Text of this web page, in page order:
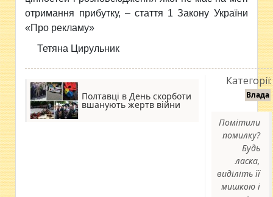
отримання прибутку, – стаття 1 Закону України
«Про рекламу»
Тетяна Цирульник
Полтавці в День скорботи
вшанують жертв війни
Категорії:
Влада
Помітили
помилку?
Будь
ласка,
виділіть її
мишкою і